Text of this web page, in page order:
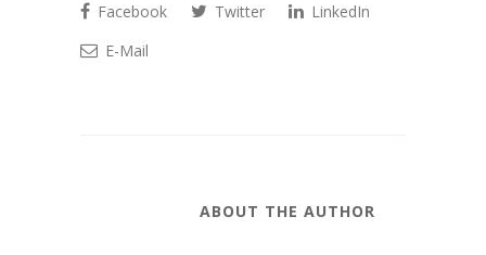
Facebook Twitter
LinkedIn
E-Mail
ABOUT THE AUTHOR